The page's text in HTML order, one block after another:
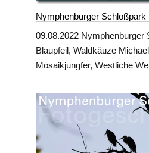
Nymphenburger Schloßpark
09.08.2022 Nymphenburger
Blaupfeil, Waldkäuze
Mosaikjungfer, Westliche